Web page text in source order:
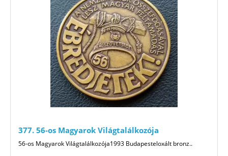
377. 56-os Magyarok Világtalálkozója
56-os Magyarok Világtalálkozója1993 Budapesteloxált bronz..